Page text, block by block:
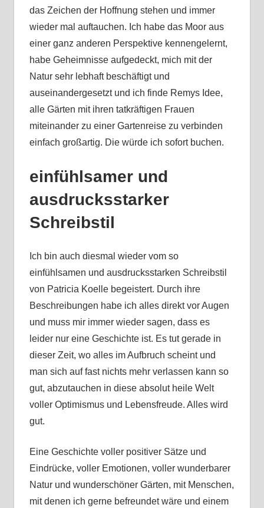
das Zeichen der Hoffnung stehen und immer
wieder mal auftauchen. Ich habe das Moor aus
einer ganz anderen Perspektive kennengelernt,
habe Geheimnisse aufgedeckt, mich mit der
Natur sehr lebhaft beschäftigt und
auseinandergesetzt und ich finde Remys Idee,
alle Gärten mit ihren tatkräftigen Frauen
miteinander zu einer Gartenreise zu verbinden
einfach großartig. Die würde ich sofort buchen.
einfühlsamer und
ausdrucksstarker
Schreibstil
Ich bin auch diesmal wieder vom so
einfühlsamen und ausdrucksstarken Schreibstil
von Patricia Koelle begeistert. Durch ihre
Beschreibungen habe ich alles direkt vor Augen
und muss mir immer wieder sagen, dass es
leider nur eine Geschichte ist. Es tut gerade in
dieser Zeit, wo alles im Aufbruch scheint und
man sich auf fast nichts mehr verlassen kann so
gut, abzutauchen in diese absolut heile Welt
voller Optimismus und Lebensfreude. Alles wird
gut.
Eine Geschichte voller positiver Sätze und
Eindrücke, voller Emotionen, voller wunderbarer
Natur und wunderschöner Gärten, mit Menschen,
mit denen ich gerne befreundet wäre und einem